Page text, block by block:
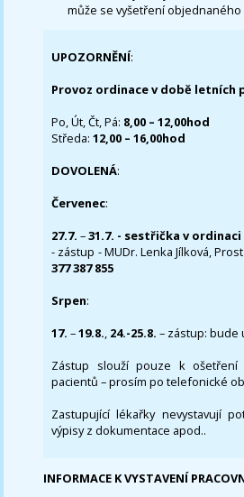
může se vyšetření
UPOZORNĚNÍ:
Provoz ordinace v době letních
Po, Út, Čt, Pá: 8,00 – 12,00hod
Středa:12,00 – 16,00hod
DOVOLENÁ:
Červenec:
27.7.–31.7. - sestřička v ordinaci
- zástup - MUDr. Lenka Jílková,
377 387 855
Srpen:
17. –19.8., 24.-25.8. – zástup: bude
Zástup slouží pouze k ošetření
pacientů – prosím po telefonické
Zastupující lékařky nevystavují
výpisy z dokumentace apod..
INFORMACE K VYSTAVENÍ